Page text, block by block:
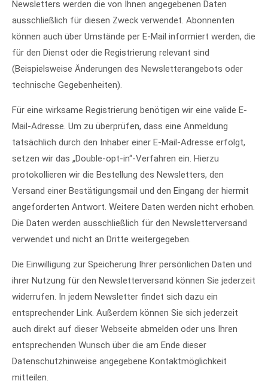
Newsletters werden die von Ihnen angegebenen Daten
ausschließlich für diesen Zweck verwendet. Abonnenten
können auch über Umstände per E-Mail informiert werden, die
für den Dienst oder die Registrierung relevant sind
(Beispielsweise Änderungen des Newsletterangebots oder
technische Gegebenheiten).
Für eine wirksame Registrierung benötigen wir eine valide E-
Mail-Adresse. Um zu überprüfen, dass eine Anmeldung
tatsächlich durch den Inhaber einer E-Mail-Adresse erfolgt,
setzen wir das „Double-opt-in“-Verfahren ein. Hierzu
protokollieren wir die Bestellung des Newsletters, den
Versand einer Bestätigungsmail und den Eingang der hiermit
angeforderten Antwort. Weitere Daten werden nicht erhoben.
Die Daten werden ausschließlich für den Newsletterversand
verwendet und nicht an Dritte weitergegeben.
Die Einwilligung zur Speicherung Ihrer persönlichen Daten und
ihrer Nutzung für den Newsletterversand können Sie jederzeit
widerrufen. In jedem Newsletter findet sich dazu ein
entsprechender Link. Außerdem können Sie sich jederzeit
auch direkt auf dieser Webseite abmelden oder uns Ihren
entsprechenden Wunsch über die am Ende dieser
Datenschutzhinweise angegebene Kontaktmöglichkeit
mitteilen.